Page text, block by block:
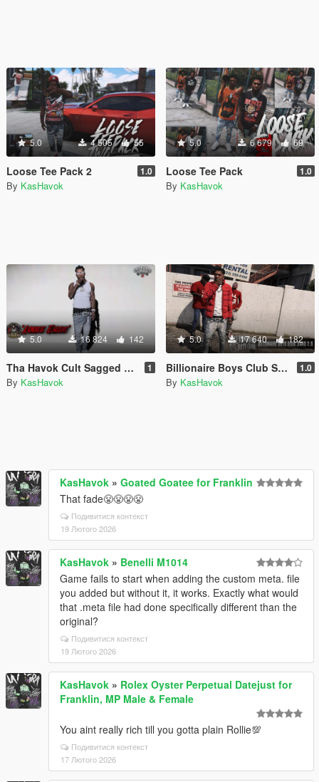
5.0 4 505 55
Loose Tee Pack 2 1.0
By KasHavok
5.0 6 679 69
Loose Tee Pack 1.0
By KasHavok
5.0 16 824 142
Tha Havok Cult Sagged Jeans 'LOOSE ENDS' 1
By KasHavok
5.0 17 640 182
Billionaire Boys Club Sagged Jeans 3 SP/MP 1.0
By KasHavok
KasHavok » Goated Goatee for Franklin
That fade😤😤😤😤
Подивитися контекст
19 Лютого 2026
KasHavok » Benelli M1014
Game fails to start when adding the custom meta. file
you added but without it, it works. Exactly what would
that .meta file had done specifically different than the
original?
Подивитися контекст
19 Лютого 2026
KasHavok » Rolex Oyster Perpetual Datejust for
Franklin, MP Male & Female
You aint really rich till you gotta plain Rollie💯
Подивитися контекст
17 Лютого 2026